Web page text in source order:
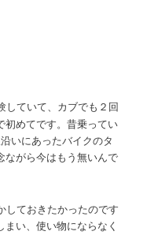
していて、カブでも２回
初めてです。昔乗ってい
いにあったバイクのタ
ながら今はもう無いんで
しておきたかったのです
い、使い物にならなく